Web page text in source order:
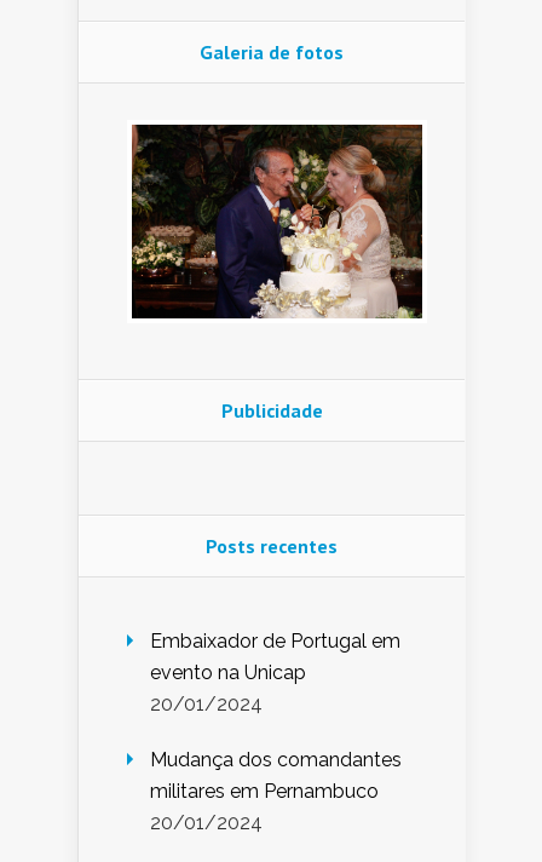
Galeria de fotos
Publicidade
Posts recentes
Embaixador de Portugal em
evento na Unicap
20/01/2024
Mudança dos comandantes
militares em Pernambuco
20/01/2024